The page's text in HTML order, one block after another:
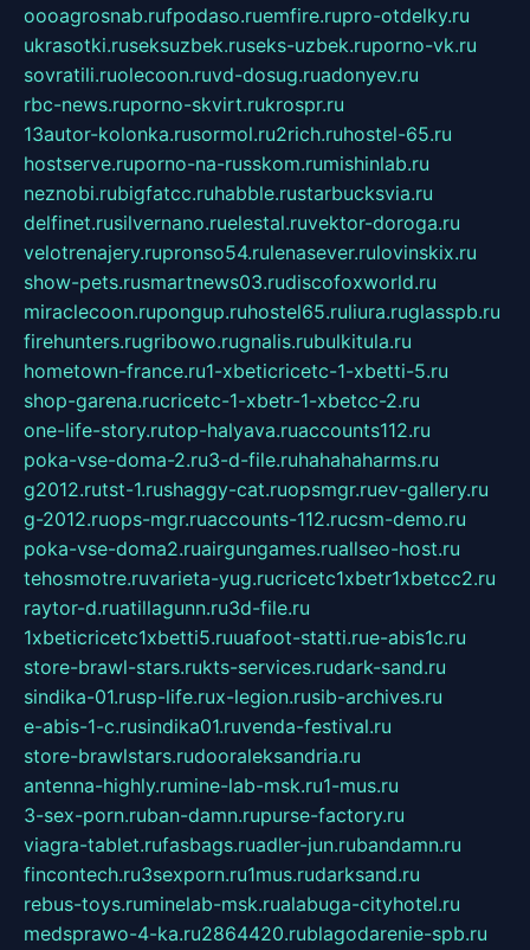
oooagrosnab.rufpodaso.ruemfire.rupro-otdelky.ru
ukrasotki.ruseksuzbek.ruseks-uzbek.ruporno-vk.ru
sovratili.ruolecoon.ruvd-dosug.ruadonyev.ru
rbc-news.ruporno-skvirt.rukrospr.ru
13autor-kolonka.rusormol.ru2rich.ruhostel-65.ru
hostserve.ruporno-na-russkom.rumishinlab.ru
neznobi.rubigfatcc.ruhabble.rustarbucksvia.ru
delfinet.rusilvernano.ruelestal.ruvektor-doroga.ru
velotrenajery.rupronso54.rulenasever.rulovinskix.ru
show-pets.rusmartnews03.rudiscofoxworld.ru
miraclecoon.rupongup.ruhostel65.ruliura.ruglasspb.ru
firehunters.rugribowo.rugnalis.rubulkitula.ru
hometown-france.ru1-xbeticricetc-1-xbetti-5.ru
shop-garena.rucricetc-1-xbetr-1-xbetcc-2.ru
one-life-story.rutop-halyava.ruaccounts112.ru
poka-vse-doma-2.ru3-d-file.ruhahahaharms.ru
g2012.rutst-1.rushaggy-cat.ruopsmgr.ruev-gallery.ru
g-2012.ruops-mgr.ruaccounts-112.rucsm-demo.ru
poka-vse-doma2.ruairgungames.ruallseo-host.ru
tehosmotre.ruvarieta-yug.rucricetc1xbetr1xbetcc2.ru
raytor-d.ruatillagunn.ru3d-file.ru
1xbeticricetc1xbetti5.ruuafoot-statti.rue-abis1c.ru
store-brawl-stars.rukts-services.rudark-sand.ru
sindika-01.rusp-life.rux-legion.rusib-archives.ru
e-abis-1-c.rusindika01.ruvenda-festival.ru
store-brawlstars.rudooraleksandria.ru
antenna-highly.rumine-lab-msk.ru1-mus.ru
3-sex-porn.ruban-damn.rupurse-factory.ru
viagra-tablet.rufasbags.ruadler-jun.rubandamn.ru
fincontech.ru3sexporn.ru1mus.rudarksand.ru
rebus-toys.ruminelab-msk.rualabuga-cityhotel.ru
medsprawo-4-ka.ru2864420.rublagodarenie-spb.ru